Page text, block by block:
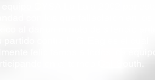
equipo CYSA La Laja 2002 por
con los que fallecieron en los